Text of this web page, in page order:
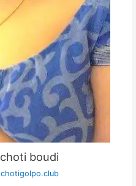
choti boudi
chotigolpo.club